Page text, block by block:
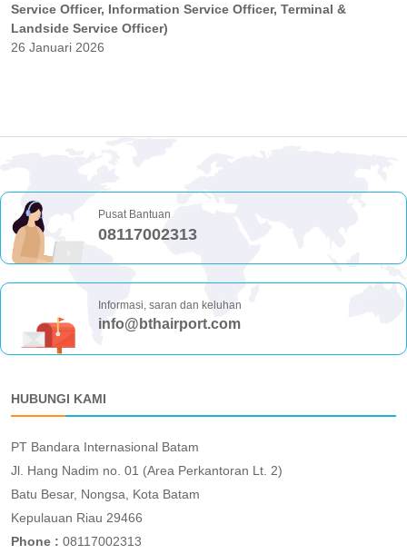
Service Officer, Information Service Officer, Terminal &
Landside Service Officer)
26 Januari 2026
Pusat Bantuan
08117002313
Informasi, saran dan keluhan
info@bthairport.com
HUBUNGI KAMI
PT Bandara Internasional Batam
Jl. Hang Nadim no. 01 (Area Perkantoran Lt. 2)
Batu Besar, Nongsa, Kota Batam
Kepulauan Riau 29466
Phone : 08117002313